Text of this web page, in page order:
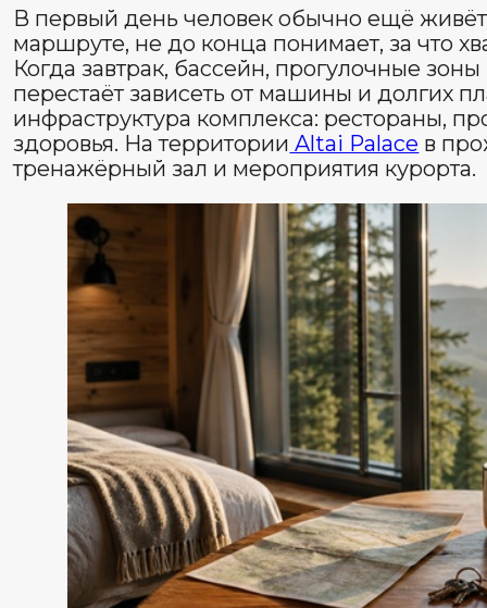
На третий день уже не хочется
воды
Когда от дороги отдохнули, появляется нормальное
И тут как раз чувствуется разница между
спокойно чередовать тёплую воду, баню, прогулки
курорте работают Центр приключений, детский
киноклуб, горнолыжный курорт, рестораны и бары,
концерты, гастрономические вечера и
приходится вытягивать одной-единственной